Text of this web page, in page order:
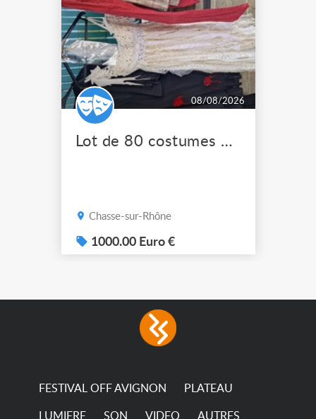
08/08/2026
Lot de 80 costumes de scène pro
Chasse-sur-Rhône
1000.00 Euro €
FESTIVAL OFF AVIGNON PLATEAU
LUMIERE SON VIDEO AUTRES